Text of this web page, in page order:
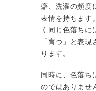
癖、洗濯の頻度
表情を持ちます
く同じ色落ちに
「育つ」と表
ります。
同時に、色落ち
のではありませ